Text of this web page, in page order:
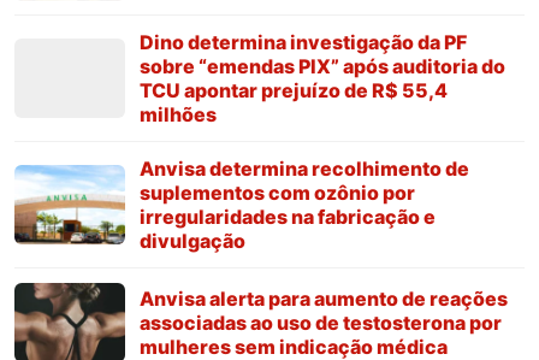
Dino determina investigação da PF
sobre “emendas PIX” após auditoria do
TCU apontar prejuízo de R$ 55,4
milhões
Anvisa determina recolhimento de
suplementos com ozônio por
irregularidades na fabricação e
divulgação
Anvisa alerta para aumento de reações
associadas ao uso de testosterona por
mulheres sem indicação médica